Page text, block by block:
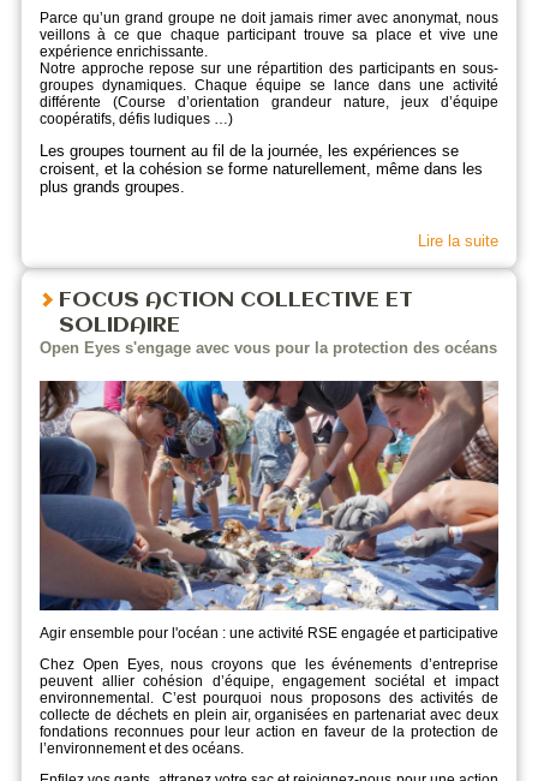
Parce qu’un grand groupe ne doit jamais rimer avec anonymat, nous
veillons à ce que chaque participant trouve sa place et vive une
expérience enrichissante.
Notre approche repose sur une répartition des participants en sous-
groupes dynamiques. Chaque équipe se lance dans une activité
différente (Course d’orientation grandeur nature, jeux d’équipe
coopératifs, défis ludiques …)
Les groupes tournent au fil de la journée, les expériences se
croisent, et la cohésion se forme naturellement, même dans les
plus grands groupes.
Lire la suite
FOCUS ACTION COLLECTIVE ET
SOLIDAIRE
Open Eyes s'engage avec vous pour la protection des océans
Agir ensemble pour l'océan : une activité RSE engagée et participative
Chez Open Eyes, nous croyons que les événements d’entreprise
peuvent allier cohésion d’équipe, engagement sociétal et impact
environnemental. C’est pourquoi nous proposons des activités de
collecte de déchets en plein air, organisées en partenariat avec deux
fondations reconnues pour leur action en faveur de la protection de
l’environnement et des océans.